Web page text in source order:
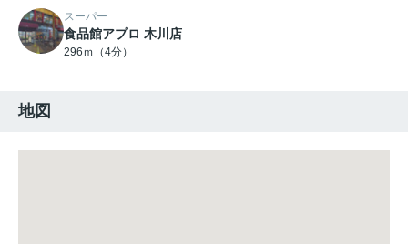
スーパー
食品館アプロ 木川店
296ｍ（4分）
地図